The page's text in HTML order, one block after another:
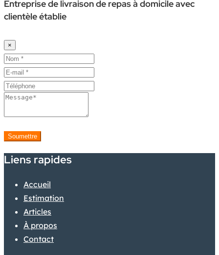
Entreprise de livraison de repas à domicile avec
clientèle établie
×
Soumettre
Liens rapides
Accueil
Estimation
Articles
À propos
Contact